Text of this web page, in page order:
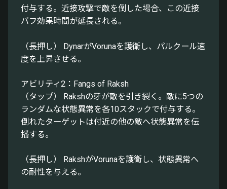
付与する。近接攻撃で敵を倒した場合、この近接
バフ効果時間が延長される。
（長押し） DynarがVorunaを護衛し、パルクール速
度を上昇させる。
アビリティ2：Fangs of Raksh
（タップ） Rakshの牙が敵を引き裂く。敵に5つの
ランダムな状態異常を各10スタックで付与する。
倒れたターゲットは付近の他の敵へ状態異常を伝
播する。
（長押し） RakshがVorunaを護衛し、状態異常へ
の耐性を与える。